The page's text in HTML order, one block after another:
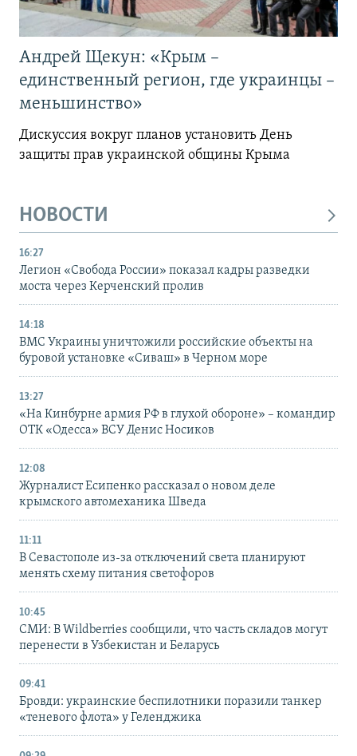
Андрей Щекун: «Крым –
единственный регион, где украинцы –
меньшинство»
Дискуссия вокруг планов установить День
защиты прав украинской общины Крыма
НОВОСТИ
16:27
Легион «Свобода России» показал кадры разведки
моста через Керченский пролив
14:18
ВМС Украины уничтожили российские объекты на
буровой установке «Сиваш» в Черном море
13:27
«На Кинбурне армия РФ в глухой обороне» – командир
ОТК «Одесса» ВСУ Денис Носиков
12:08
Журналист Есипенко рассказал о новом деле
крымского автомеханика Шведа
11:11
В Севастополе из-за отключений света планируют
менять схему питания светофоров
10:45
СМИ: В Wildberries сообщили, что часть складов могут
перенести в Узбекистан и Беларусь
09:41
Бровди: украинские беспилотники поразили танкер
«теневого флота» у Геленджика